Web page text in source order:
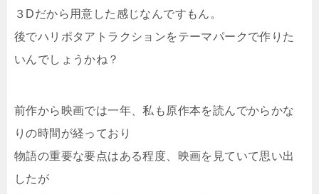
３Dだから用意した感じなんですもん。
後でハリポタアトラクションをテーマパークで作りた
いんでしょうかね？
前作から映画では一年、私も原作本を読んでからかな
りの時間が経っており
物語の重要な要点はある程度、映画を見ていて思い出
したが